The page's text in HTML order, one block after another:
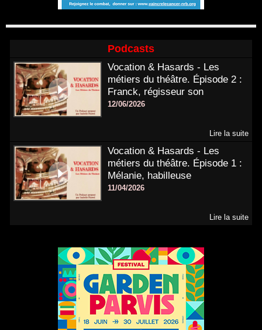
Podcasts
Vocation & Hasards - Les
métiers du théâtre. Épisode 2 :
Franck, régisseur son
12/06/2026
Lire la suite
Vocation & Hasards - Les
métiers du théâtre. Épisode 1 :
Mélanie, habilleuse
11/04/2026
Lire la suite